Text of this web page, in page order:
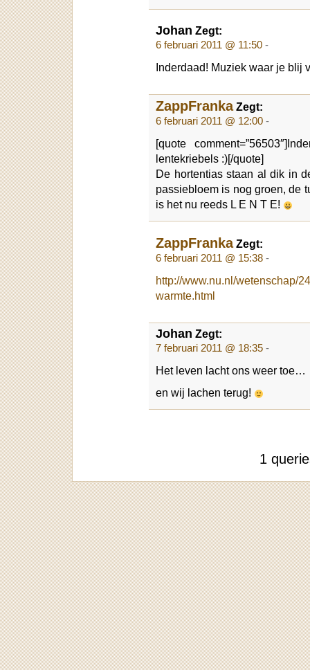
Johan Zegt:
6 februari 2011 @ 11:50 -
Inderdaad! Muziek waar je blij
ZappFrankaZegt:
6 februari 2011 @ 12:00 -
[quote
lentekriebels :)[/quote]
De hortentias staan al dik in
passiebloem is nog groen, de
is het nu reeds L E N T E!
ZappFrankaZegt:
6 februari 2011 @ 15:38 -
http://www.nu.nl/wetenschap/
warmte.html
Johan Zegt:
7 februari 2011 @ 18:35 -
Het leven lacht ons weer toe…
en wij lachen terug!
1